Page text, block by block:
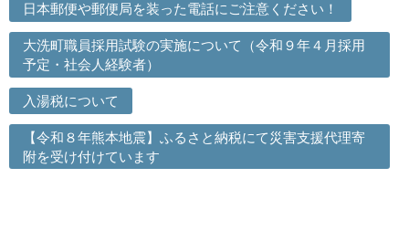
日本郵便や郵便局を装った電話にご注意ください！
大洗町職員採用試験の実施について（令和９年４月採用
予定・社会人経験者）
入湯税について
【令和８年熊本地震】ふるさと納税にて災害支援代理寄
附を受け付けています